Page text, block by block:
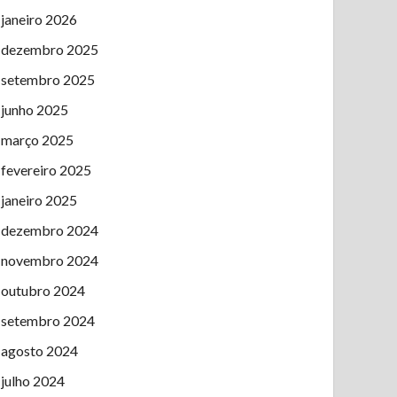
janeiro 2026
dezembro 2025
setembro 2025
junho 2025
março 2025
fevereiro 2025
janeiro 2025
dezembro 2024
novembro 2024
outubro 2024
setembro 2024
agosto 2024
julho 2024